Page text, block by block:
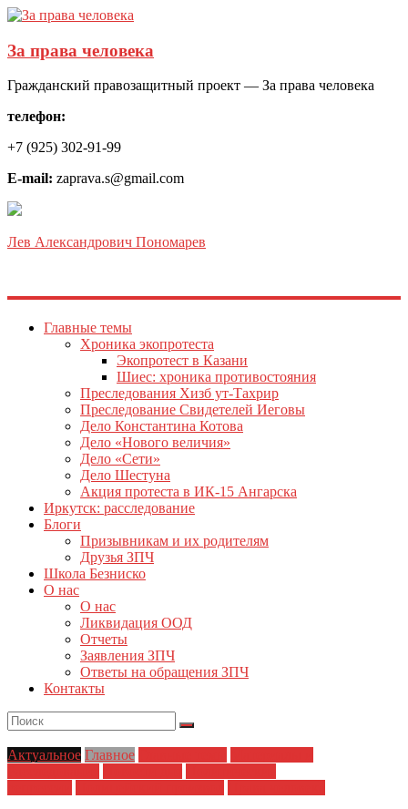
За права человека
Гражданский правозащитный проект — За права человека
телефон:
+7 (925) 302-91-99
E-mail: zaprava.s@gmail.com
Лев Александрович Пономарев
Главные темы
Хроника экопротеста
Экопротест в Казани
Шиес: хроника противостояния
Преследования Хизб ут-Тахрир
Преследование Свидетелей Иеговы
Дело Константина Котова
Дело «Нового величия»
Дело «Сети»
Дело Шестуна
Акция протеста в ИК-15 Ангарска
Иркутск: расследование
Блоги
Призывникам и их родителям
Друзья ЗПЧ
Школа Безниско
О нас
О нас
Ликвидация ООД
Отчеты
Заявления ЗПЧ
Ответы на обращения ЗПЧ
Контакты
Актуальное Главное